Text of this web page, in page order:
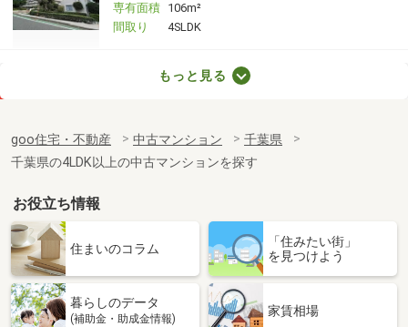
専有面積 106m²
間取り
4SLDK
千葉県千葉市緑区椎名崎町
専有面積 62.58m²
間取り
3LDK
千葉県習志野市東習志野２
価 格
3,888万円
千葉県習志野市東習志野２
専有面積 86.56m²
間取り
もっと見る
goo住宅・不動産 中古マンション
千葉県
千葉県の4LDK以上の中古マンションを探す
お役立ち情報
住まいのコラム
「住みたい街」
を見つけよう
暮らしのデータ
(補助金・助成金情報)
家賃相場